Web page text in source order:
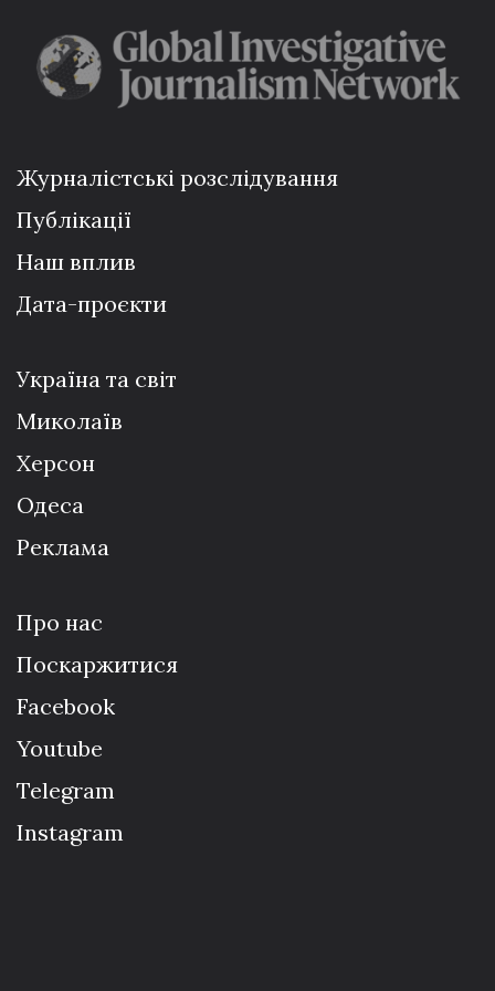
Журналістські розслідування
Публікації
Наш вплив
Дата-проєкти
Україна та світ
Миколаїв
Херсон
Одеса
Реклама
Про нас
Поскаржитися
Facebook
Youtube
Telegram
Instagram